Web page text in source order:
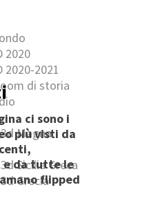
ci sono i
più visti da
e da tutte le
flipped
2020
2020-2021
di storia
Magna
Sicilia Greca
Grecia